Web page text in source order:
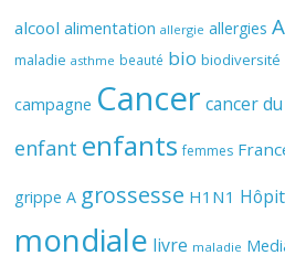
alcool alimentation allergie allergies
maladie asthme beauté bio biodiversité
campagne Cancer cancer
enfant enfants femmes
grippe A grossesse H1N1
mondiale livre maladie